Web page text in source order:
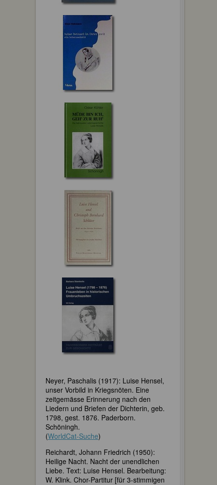
Neyer, Paschalis (1917): Luise Hensel,
unser Vorbild in Kriegsnöten. Eine
zeitgemässe Erinnerung nach den
Liedern und Briefen der Dichterin, geb.
1798, gest. 1876. Paderborn.
Schöningh.
(WorldCat-Suche)
Reichardt, Johann Friedrich (1950):
Heilige Nacht. Nacht der unendlichen
Liebe. Text: Luise Hensel. Bearbeitung:
W. Klink. Chor-Partitur [für 3-stimmigen